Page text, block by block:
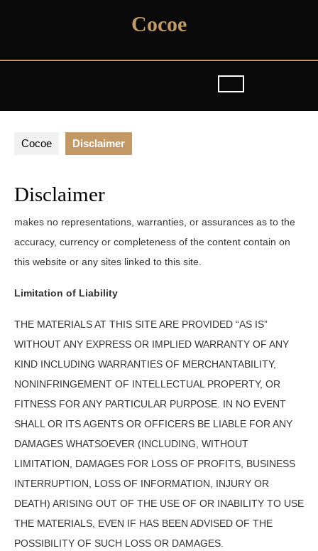
Cocoe
Cocoe Disclaimer
Disclaimer
makes no representations, warranties, or assurances as to the
accuracy, currency or completeness of the content contain on
this website or any sites linked to this site.
Limitation of Liability
THE MATERIALS AT THIS SITE ARE PROVIDED “AS IS”
WITHOUT ANY EXPRESS OR IMPLIED WARRANTY OF ANY
KIND INCLUDING WARRANTIES OF MERCHANTABILITY,
NONINFRINGEMENT OF INTELLECTUAL PROPERTY, OR
FITNESS FOR ANY PARTICULAR PURPOSE. IN NO EVENT
SHALL OR ITS AGENTS OR OFFICERS BE LIABLE FOR ANY
DAMAGES WHATSOEVER (INCLUDING, WITHOUT
LIMITATION, DAMAGES FOR LOSS OF PROFITS, BUSINESS
INTERRUPTION, LOSS OF INFORMATION, INJURY OR
DEATH) ARISING OUT OF THE USE OF OR INABILITY TO USE
THE MATERIALS, EVEN IF HAS BEEN ADVISED OF THE
POSSIBILITY OF SUCH LOSS OR DAMAGES.